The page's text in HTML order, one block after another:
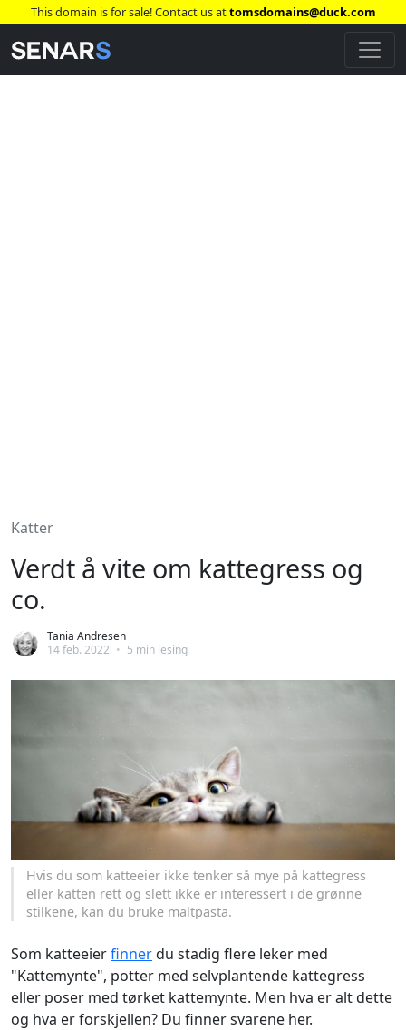
This domain is for sale! Contact us attomsdomains@duck.com
Katter
Verdt å vite om kattegress og
co.
Tania Andresen
14 feb. 2022 • 5 min lesing
Hvis du som katteeier ikke tenker så mye på kattegress
eller katten rett og slett ikke er interessert i de grønne
stilkene, kan du bruke maltpasta.
Som katteeierfinnerdu stadig flere leker med
"Kattemynte", potter med selvplantende kattegress
eller poser med tørket kattemynte. Men hva er alt dette
og hva er forskjellen? Du finner svarene her.